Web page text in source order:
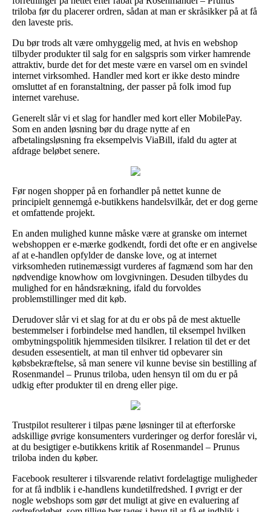
triloba før du placerer ordren, sådan at man er skråsikker på at få
den laveste pris.
Du bør trods alt være omhyggelig med, at hvis en webshop
tilbyder produkter til salg for en salgspris som virker hamrende
attraktiv, burde det for det meste være en varsel om en svindel
internet virksomhed. Handler med kort er ikke desto mindre
omsluttet af en foranstaltning, der passer på folk imod fup
internet varehuse.
Generelt slår vi et slag for handler med kort eller MobilePay.
Som en anden løsning bør du drage nytte af en
afbetalingsløsning fra eksempelvis ViaBill, ifald du agter at
afdrage beløbet senere.
Før nogen shopper på en forhandler på nettet kunne de
principielt gennemgå e-butikkens handelsvilkår, det er dog gerne
et omfattende projekt.
En anden mulighed kunne måske være at granske om internet
webshoppen er e-mærke godkendt, fordi det ofte er en angivelse
af at e-handlen opfylder de danske love, og at internet
virksomheden rutinemæssigt vurderes af fagmænd som har den
nødvendige knowhow om lovgivningen. Desuden tilbydes du
mulighed for en håndsrækning, ifald du forvoldes
problemstillinger med dit køb.
Derudover slår vi et slag for at du er obs på de mest aktuelle
bestemmelser i forbindelse med handlen, til eksempel hvilken
ombytningspolitik hjemmesiden tilsikrer. I relation til det er det
desuden essesentielt, at man til enhver tid opbevarer sin
købsbekræftelse, så man senere vil kunne bevise sin bestilling af
Rosenmandel – Prunus triloba, uden hensyn til om du er på
udkig efter produkter til en dreng eller pige.
Trustpilot resulterer i tilpas pæne løsninger til at efterforske
adskillige øvrige konsumenters vurderinger og derfor foreslår vi,
at du besigtiger e-butikkens kritik af Rosenmandel – Prunus
triloba inden du køber.
Facebook resulterer i tilsvarende relativt fordelagtige muligheder
for at få indblik i e-handlens kundetilfredshed. I øvrigt er der
nogle webshops som gør det muligt at give en evaluering af